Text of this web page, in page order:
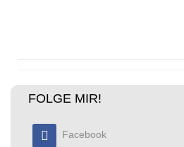
FOLGE MIR!
Facebook